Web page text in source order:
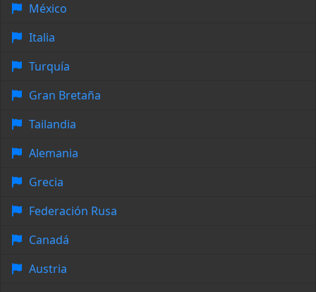
México
Italia
Turquía
Gran Bretaña
Tailandia
Alemania
Grecia
Federación Rusa
Canadá
Austria